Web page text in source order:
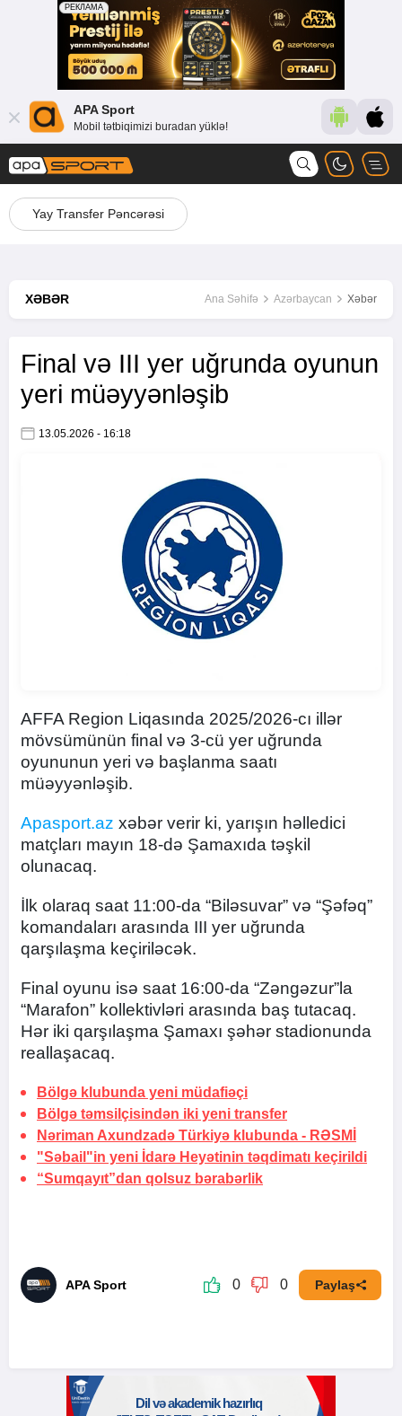
APA Sport
Mobil tətbiqimizi buradan yüklə!
Yay Transfer Pəncərəsi
XƏBƏR Ana Səhifə Azərbaycan Xəbər
Final və III yer uğrunda oyunun
yeri müəyyənləşib
13.05.2026 - 16:18
AFFA Region Liqasında 2025/2026-cı illər
mövsümünün final və 3-cü yer uğrunda
oyununun yeri və başlanma saatı
müəyyənləşib.
Apasport.az xəbər verir ki, yarışın həlledici
matçları mayın 18-də Şamaxıda təşkil
olunacaq.
İlk olaraq saat 11:00-da “Biləsuvar” və “Şəfəq”
komandaları arasında III yer uğrunda
qarşılaşma keçiriləcək.
Final oyunu isə saat 16:00-da “Zəngəzur”la
“Marafon” kollektivləri arasında baş tutacaq.
Hər iki qarşılaşma Şamaxı şəhər stadionunda
reallaşacaq.
Bölgə klubunda yeni müdafiəçi
Bölgə təmsilçisindən iki yeni transfer
Nəriman Axundzadə Türkiyə klubunda - RƏSMİ
"Səbail"in yeni İdarə Heyətinin təqdimatı keçirildi
“Sumqayıt”dan qolsuz bərabərlik
APA Sport 0 0 Paylaş